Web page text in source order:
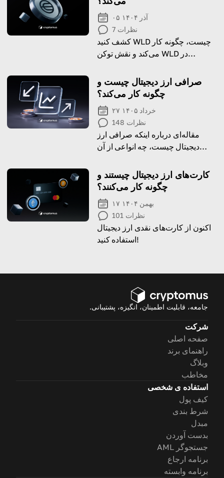
۰۵ آذر ۱۴۰۴
7 نظرات
کشف کنید WLD چیست، چگونه کار
می‌کند و نقش توکن WLD در
صرافی ارز دیجیتال چیست و
چگونه کار می‌کند؟
۲۷ خرداد ۱۴۰۵
148 نظرات
مقاله‌ای درباره اینکه صرافی ارز
دیجیتال چیست، چه انواعی از آن
کارت‌های ارز دیجیتال چیستند و
چگونه کار می‌کنند؟
۱۷ بهمن ۱۴۰۴
101 نظرات
اکنون از کارت‌های نقدی ارز دیجیتال
استفاده کنید!
جامعه، قابلیت اطمینان، انگیزه، پشتیبانی.
شرکت
صفحه اصلی
راهنمای برند
وبلاگ
مخاطب
استفاده ی شخصی
کیف پول
شرط بندی
مبدل
بدست آوردن
جستجوگر AML
برنامه ارجاع
برنامه وابسته